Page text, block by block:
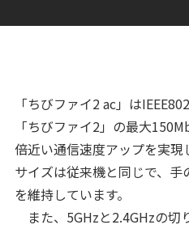
「ちびファイ2 ac」は
「ちびファイ2」の最大
倍近い通信速度アップを実現
サイズは従来機と同じで、
を維持しています。
また、5GHzと2.4GHzの切